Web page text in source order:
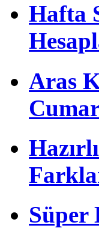
Galatasaray'dan
formaları
Bardakcı'dan
Fenerbahçe
Hafta
Aras
Süper